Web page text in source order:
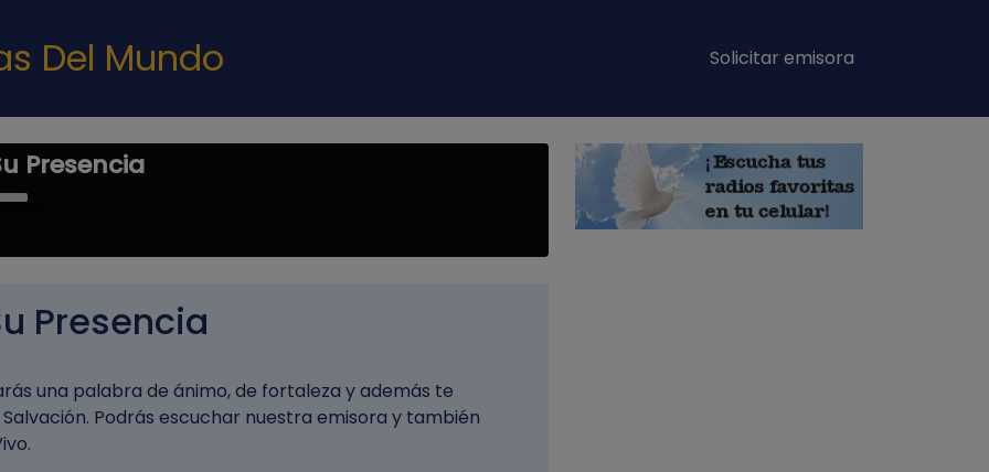
Del Mundo Main navigation
Solicitar emisora
Presencia
Presencia
una palabra de ánimo, de fortaleza y además te
Podrás escuchar nuestra emisora y también